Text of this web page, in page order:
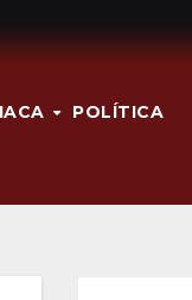
POLÍTICA